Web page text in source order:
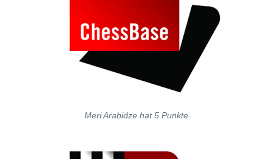
Meri Arabidze hat 5 Punkte